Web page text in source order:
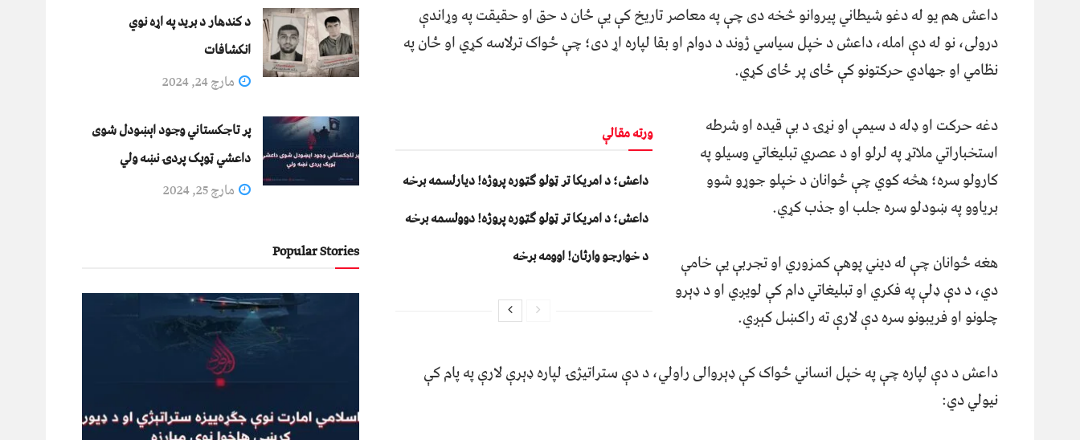
داعش هم یو له دغو شیطاني پیروانو څخه دی چې په معاصر تاریخ کې یې ځان د حق او حقیقت په وړاندې
درولی، نو له دې امله، داعش د خپل سیاسي ژوند د دوام او بقا لپاره اړ دی؛ چې ځواک ترلاسه کړي او ځان په
نظامي او جهادي حرکتونو کې ځای پر ځای کړي.
ورته مقالې
داعش؛ د امریکا تر ټولو ګټوره پروژه! دیارلسمه برخه
داعش؛ د امریکا تر ټولو ګټوره پروژه! دوولسمه برخه
د خوارجو وارثان! اوومه برخه
دغه حرکت او ډله د سیمې او نړۍ د بې قیده او شرطه
استخباراتي ملاتړ په لرلو او د عصري تبلیغاتي وسیلو په
کارولو سره؛ هڅه کوي چې ځوانان د خپلو جوړو شوو
بریاوو په ښودلو سره جلب او جذب کړي.
هغه ځوانان چې له دیني پوهې کمزوري او تجربې یې خامې
دي، د دې ډلې په فکري او تبلیغاتي دام کې لویږي او د ډېرو
چلونو او فریبونو سره دې لارې ته راکښل کېږي.
داعش د دې لپاره چې په خپل انساني ځواک کې ډېروالی راولي، د دې ستراتیژۍ لپاره ډېرې لارې په پام کې
نیولي دي:
د کندهار د برید په اړه نوي
انکشافات
مارچ 24, 2024
پر تاجکستاني وجود اېښودل شوی
داعشي ټوپک پردۍ نښه ولي
مارچ 25, 2024
Popular Stories